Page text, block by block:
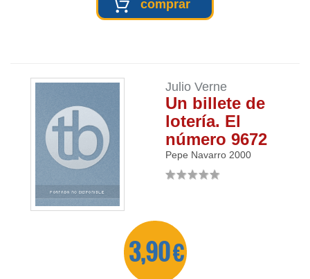
comprar
Julio Verne
Un billete de
lotería. El
número 9672
Pepe Navarro 2000
3,90 €